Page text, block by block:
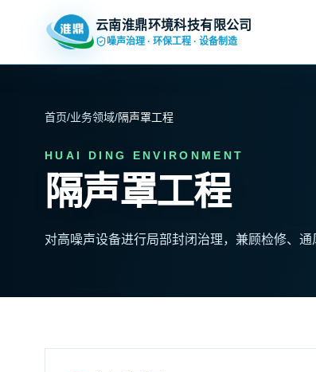
云南淮鼎环境科技有限公司
噪声治理 · 环保工程 · 设备制造
首页/业务领域/隔声罩工程
HUAI DING ENVIRONMENT
隔声罩工程
对高噪声设备进行局部封闭治理，兼顾检修、通